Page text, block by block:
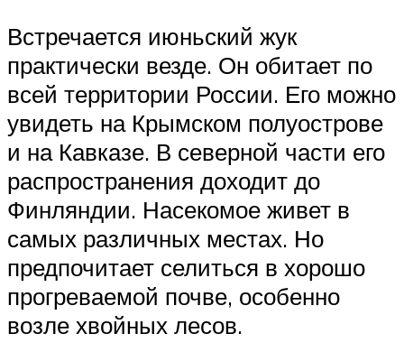
Встречается июньский жук
практически везде. Он обитает по
всей территории России. Его можно
увидеть на Крымском полуострове
и на Кавказе. В северной части его
распространения доходит до
Финляндии. Насекомое живет в
самых различных местах. Но
предпочитает селиться в хорошо
прогреваемой почве, особенно
возле хвойных лесов.